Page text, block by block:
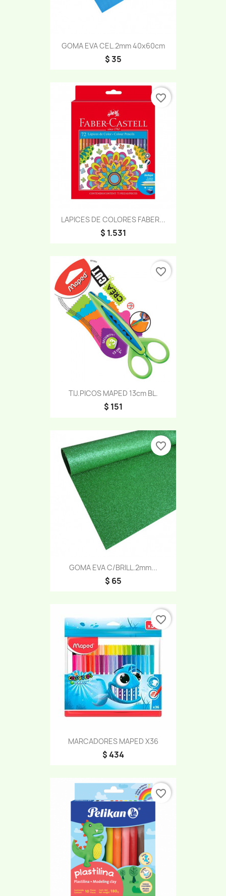
GOMA EVA CEL.2mm 40x60cm
$ 35
LAPICES DE COLORES FABER...
$ 1.531
favorite_border
TIJ.PICOS MAPED 13cm BL.
$ 151
favorite_border
GOMA EVA C/BRILL.2mm...
$ 65
favorite_border
MARCADORES MAPED X36
$ 434
favorite_border
favorite_border